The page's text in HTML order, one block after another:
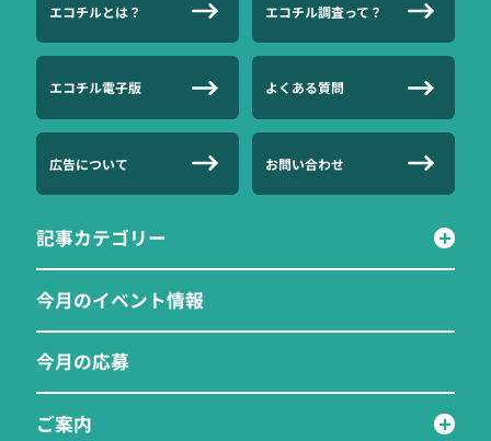
エコチルとは？ エコチル調査って？
エコチル電子版 よくある質問
広告について お問い合わせ
記事カテゴリー
今月のイベント情報
今月の応募
ご案内